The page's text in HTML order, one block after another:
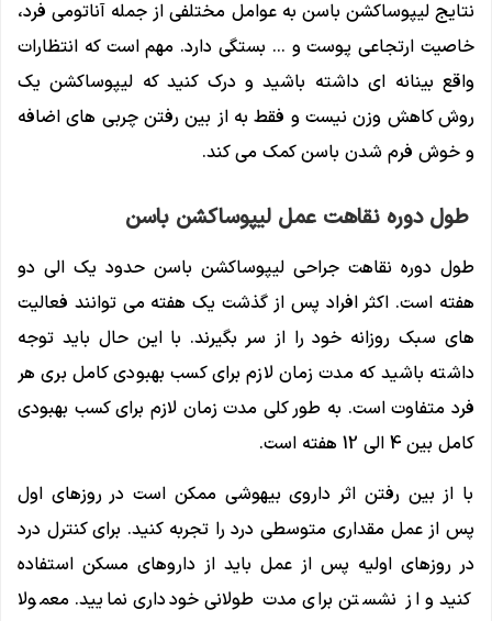
نتایج لیپوساکشن باسن به عوامل مختلفی از جمله آناتومی فرد،
خاصیت ارتجاعی پوست و … بستگی دارد. مهم است که انتظارات
واقع بینانه ای داشته باشید و درک کنید که لیپوساکشن یک
روش کاهش وزن نیست و فقط به از بین رفتن چربی های اضافه
و خوش فرم شدن باسن کمک می کند.
طول دوره نقاهت عمل لیپوساکشن باسن
طول دوره نقاهت جراحی لیپوساکشن باسن حدود یک الی دو
هفته است. اکثر افراد پس از گذشت یک هفته می توانند فعالیت
های سبک روزانه خود را از سر بگیرند. با این حال باید توجه
داشته باشید که مدت زمان لازم برای کسب بهبودی کامل بری هر
فرد متفاوت است. به طور کلی مدت زمان لازم برای کسب بهبودی
کامل بین 4 الی 12 هفته است.
با از بین رفتن اثر داروی بیهوشی ممکن است در روزهای اول
پس از عمل مقداری متوسطی درد را تجربه کنید. برای کنترل درد
در روزهای اولیه پس از عمل باید از داروهای مسکن استفاده
کنید و از نشستن برای مدت طولانی خودداری نمایید. معمولا